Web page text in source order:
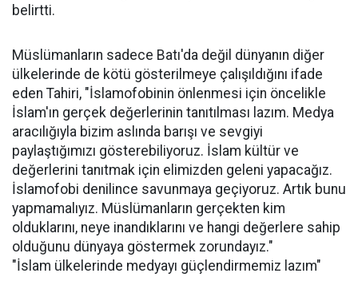
belirtti.
Müslümanların sadece Batı'da değil dünyanın diğer
ülkelerinde de kötü gösterilmeye çalışıldığını ifade
eden Tahiri, "İslamofobinin önlenmesi için öncelikle
İslam'ın gerçek değerlerinin tanıtılması lazım. Medya
aracılığıyla bizim aslında barışı ve sevgiyi
paylaştığımızı gösterebiliyoruz. İslam kültür ve
değerlerini tanıtmak için elimizden geleni yapacağız.
İslamofobi denilince savunmaya geçiyoruz. Artık bunu
yapmamalıyız. Müslümanların gerçekten kim
olduklarını, neye inandıklarını ve hangi değerlere sahip
olduğunu dünyaya göstermek zorundayız."
"İslam ülkelerinde medyayı güçlendirmemiz lazım"